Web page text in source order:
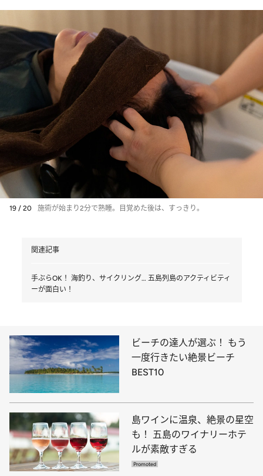
19 / 20 施術が始まり2分で熟睡。目覚めた後は、すっきり。
関連記事
手ぶらOK！ 海釣り、サイクリング… 五島列島のアクティビティ
ーが面白い！
ビーチの達人が選ぶ！ もう
一度行きたい絶景ビーチ
BEST10
島ワインに温泉、絶景の星空
も！ 五島のワイナリーホテ
ルが素敵すぎる